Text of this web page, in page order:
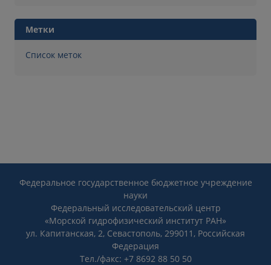
Метки
Список меток
Федеральное государственное бюджетное учреждение
науки
Федеральный исследовательский центр
«Морской гидрофизический институт РАН»
ул. Капитанская, 2, Севастополь, 299011, Российская
Федерация
Тел./факс: +7 8692 88 50 50